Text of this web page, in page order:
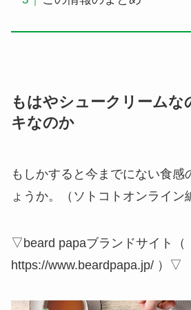
もはやシュークリームな
キなのか
もしかすると今までにない食感
ょうか。（ソトコトオンライン
▽beard papaブランドサイト（
https://www.beardpapa.jp/ ）▽